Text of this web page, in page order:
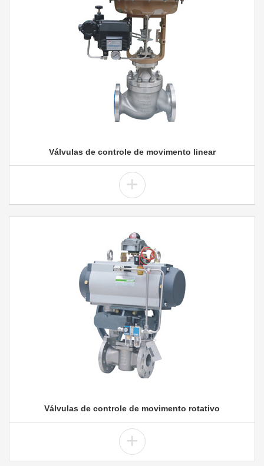
Válvulas de controle de movimento linear
+
Válvulas de controle de movimento rotativo
+